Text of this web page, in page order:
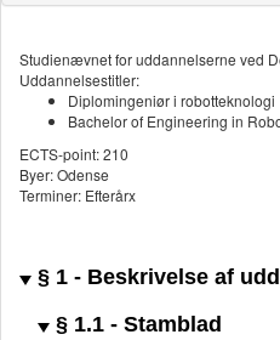
Studienævnet for uddannelserne ved
Uddannelsestitler:
Diplomingeniør i robotteknologi
Bachelor of Engineering in
ECTS-point: 210
Byer: Odense
Terminer: Efterårx
§ 1 - Beskrivelse af
§ 1.1 - Stamblad